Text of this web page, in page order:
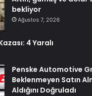
bekliyor
Ağustos 7, 2026
4 Yaralı
Penske Automotive
Beklenmeyen Satın
Aldığını Doğruladı